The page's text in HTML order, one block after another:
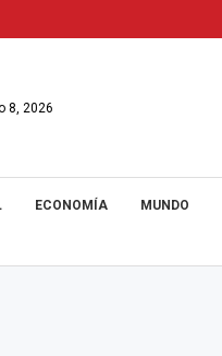
8, 2026
ECONOMÍA MUNDO